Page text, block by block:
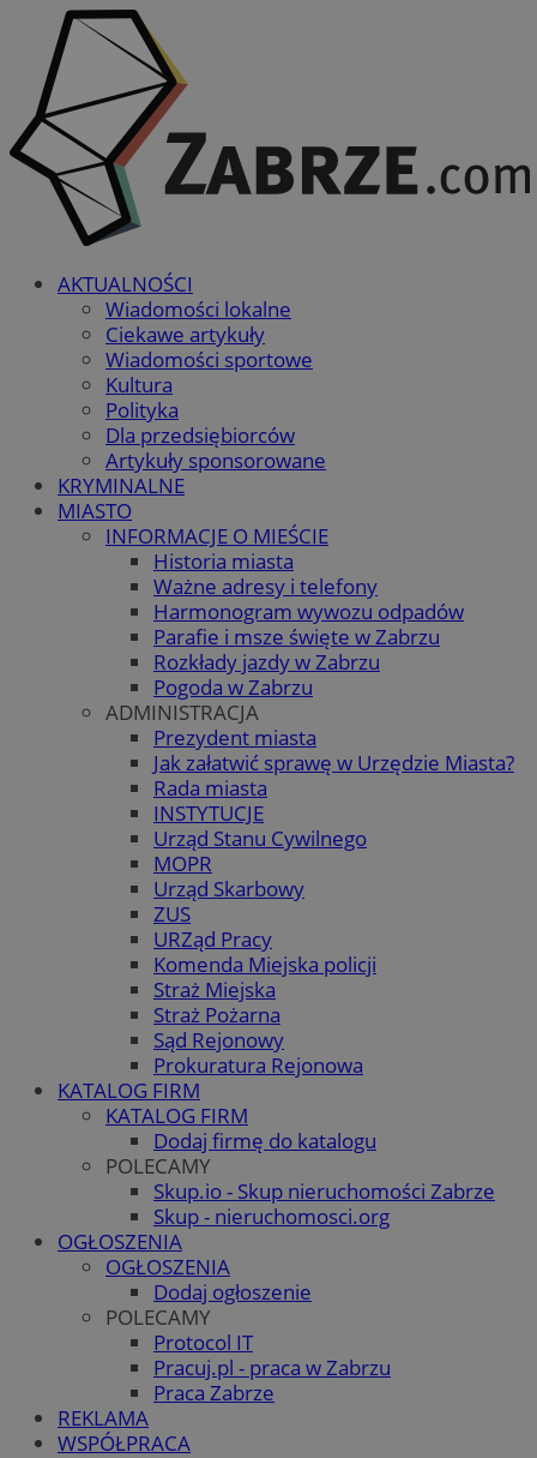
AKTUALNOŚCI
Wiadomości lokalne
Ciekawe artykuły
Wiadomości sportowe
Kultura
Polityka
Dla przedsiębiorców
Artykuły sponsorowane
KRYMINALNE
MIASTO
INFORMACJE O MIEŚCIE
Historia miasta
Ważne adresy i telefony
Harmonogram wywozu odpadów
Parafie i msze święte w Zabrzu
Rozkłady jazdy w Zabrzu
Pogoda w Zabrzu
ADMINISTRACJA
Prezydent miasta
Jak załatwić sprawę w Urzędzie Miasta?
Rada miasta
INSTYTUCJE
Urząd Stanu Cywilnego
MOPR
Urząd Skarbowy
ZUS
URZąd Pracy
Komenda Miejska policji
Straż Miejska
Straż Pożarna
Sąd Rejonowy
Prokuratura Rejonowa
KATALOG FIRM
KATALOG FIRM
Dodaj firmę do katalogu
POLECAMY
Skup.io - Skup nieruchomości Zabrze
Skup - nieruchomosci.org
OGŁOSZENIA
OGŁOSZENIA
Dodaj ogłoszenie
POLECAMY
Protocol IT
Pracuj.pl - praca w Zabrzu
Praca Zabrze
REKLAMA
WSPÓŁPRACA